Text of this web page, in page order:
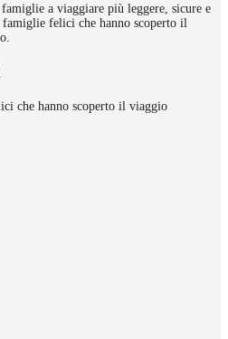
a viaggiare più leggere, sicure e
felici che hanno scoperto il
che hanno scoperto il viaggio